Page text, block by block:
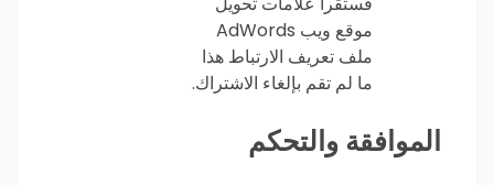
موقع ويب AdWords
ملف تعريف الارتباط هذا
ما لم تقم بإلغاء الاشتراك.
الموافقة والتحكم